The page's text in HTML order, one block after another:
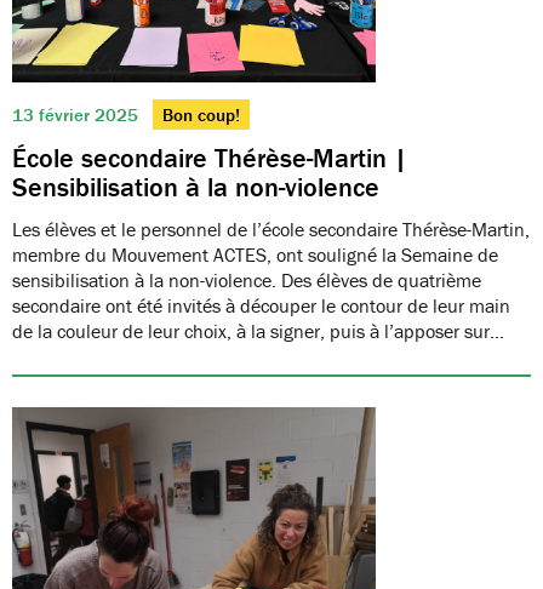
13 février 2025 Bon coup!
École secondaire Thérèse-Martin |
Sensibilisation à la non-violence
Les élèves et le personnel de l’école secondaire Thérèse-Martin,
membre du Mouvement ACTES, ont souligné la Semaine de
sensibilisation à la non-violence. Des élèves de quatrième
secondaire ont été invités à découper le contour de leur main
de la couleur de leur choix, à la signer, puis à l’apposer sur…